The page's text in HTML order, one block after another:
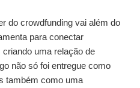
do crowdfunding vai além do
para conectar
uma relação de
não só foi entregue como
também como uma